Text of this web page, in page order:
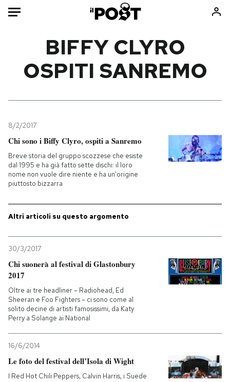
HOME
Mondo
Tecnologia
Internet
Scienza
Cultura
Sport
Libri
Ok Boomer!
Media
Europa
Mondiali calcio 2026
PODCAST
I MIEI PREFERITI
SHOP
BIFFY CLYRO
OSPITI SANREMO
8/2/2017
Chi sono i Biffy Clyro, ospiti a Sanremo
Breve storia del gruppo scozzese che esiste
dal 1995 e ha già fatto sette dischi: il loro
nome non vuole dire niente e ha un'origine
piuttosto bizzarra
Altri articoli su questo argomento
30/3/2017
Chi suonerà al festival di Glastonbury
2017
Oltre ai tre headliner – Radiohead, Ed
Sheeran e Foo Fighters – ci sono come al
solito decine di artisti famosissimi, da Katy
Perry a Solange ai National
16/6/2014
Le foto del festival dell’Isola di Wight
I Red Hot Chili Peppers, Calvin Harris, i Suede